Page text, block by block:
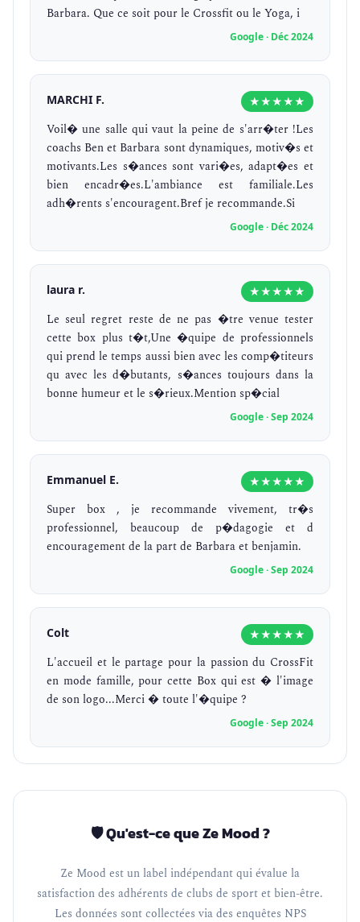
Barbara. Que ce soit pour le Crossfit ou le Yoga, i
Google · Déc 2024
MARCHI F. ★★★★★
Voil� une salle qui vaut la peine de s'arr�ter !Les
coachs Ben et Barbara sont dynamiques, motiv�s et
motivants.Les s�ances sont vari�es, adapt�es et
bien encadr�es.L'ambiance est familiale.Les
adh�rents s'encouragent.Bref je recommande.Si
Google · Déc 2024
laura r. ★★★★★
Le seul regret reste de ne pas �tre venue tester
cette box plus t�t,Une �quipe de professionnels
qui prend le temps aussi bien avec les comp�titeurs
qu avec les d�butants, s�ances toujours dans la
bonne humeur et le s�rieux.Mention sp�cial
Google · Sep 2024
Emmanuel E. ★★★★★
Super box , je recommande vivement, tr�s
professionnel, beaucoup de p�dagogie et d
encouragement de la part de Barbara et benjamin.
Google · Sep 2024
Colt ★★★★★
L'accueil et le partage pour la passion du CrossFit
en mode famille, pour cette Box qui est � l'image
de son logo...Merci � toute l'�quipe ?
Google · Sep 2024
🛡️ Qu'est-ce que Ze Mood ?
Ze Mood est un label indépendant qui évalue la
satisfaction des adhérents de clubs de sport et bien-être.
Les données sont collectées via des enquêtes NPS